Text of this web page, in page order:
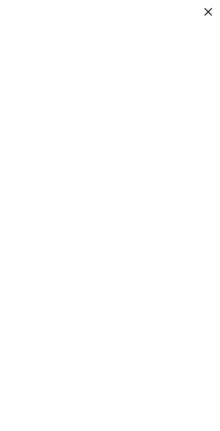
Mon
es